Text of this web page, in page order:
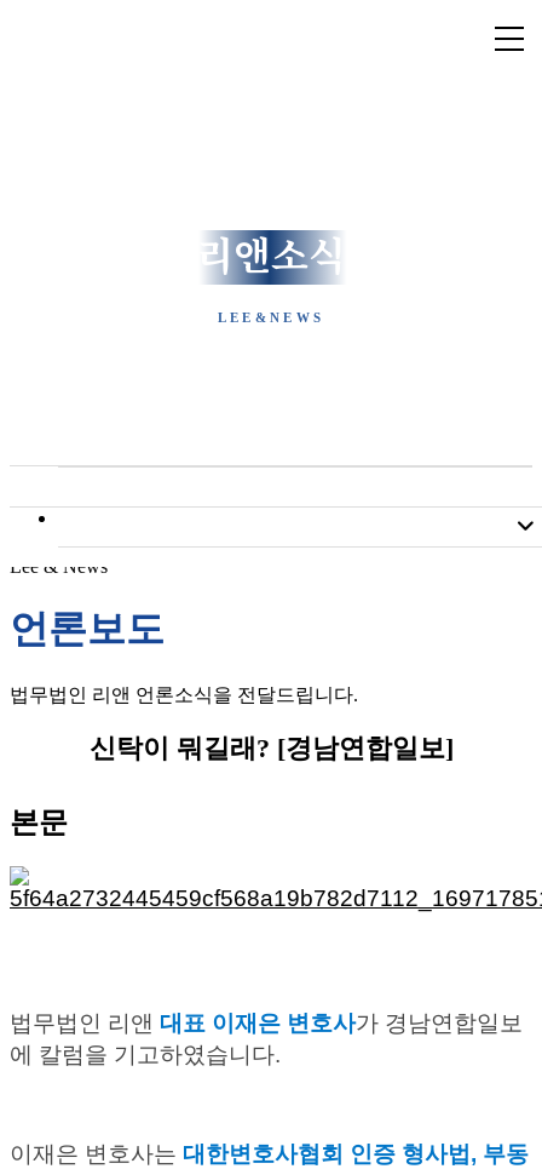
[ 리앤소식 ]
LEE&NEWS
Lee & News
언론보도
법무법인 리앤 언론소식을 전달드립니다.
신탁이 뭐길래? [경남연합일보]
본문
법무법인 리앤 대표 이재은 변호사가 경남연합일보
에 칼럼을 기고하였습니다.
이재은 변호사는 대한변호사협회 인증 형사법, 부동